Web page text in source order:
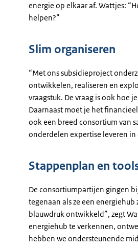
energie op elkaar af. Wattjes:
helpen?”
Slim organiseren
“Met ons subsidieproject
ontwikkelen, realiseren en
vraagstuk. De vraag is ook hoe
Daarnaast moet je het
ook een breed consortium van
onderdelen expertise leveren in
Stappenplan en
De consortiumpartijen gingen
tegenaan als ze een
blauwdruk ontwikkeld”, zegt
energiehub te verkennen,
hebben we ondersteunende